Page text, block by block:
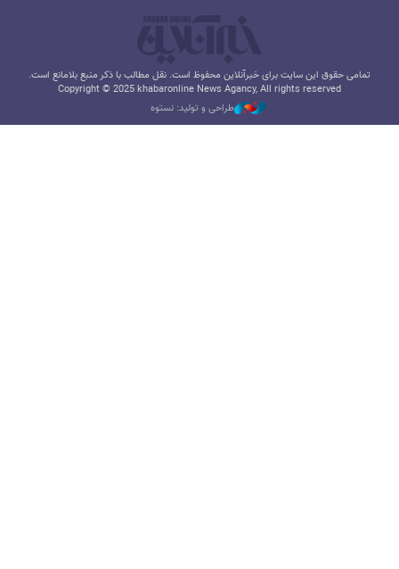
تمامی حقوق این سایت برای خبرآنلاین محفوظ است. نقل مطالب با ذکر منبع بلامانع است.
Copyright © 2025 khabaronline News Agancy, All rights reserved
طراحی و تولید: نستوه